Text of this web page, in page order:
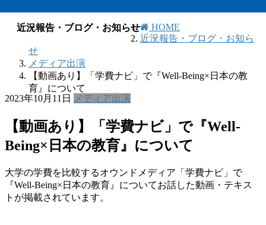
近況報告・ブログ・お知らせ
HOME
近況報告・ブログ・お知ら
せ
メディア出演
【動画あり】「学費ナビ」で『Well-Being×日本の教
育』について
2023年10月11日
メディア出演
【動画あり】「学費ナビ」で『Well-
Being×日本の教育』について
大学の学費を比較するオウンドメディア「学費ナビ」で
『Well-Being×日本の教育』についてお話した動画・テキス
トが掲載されています。